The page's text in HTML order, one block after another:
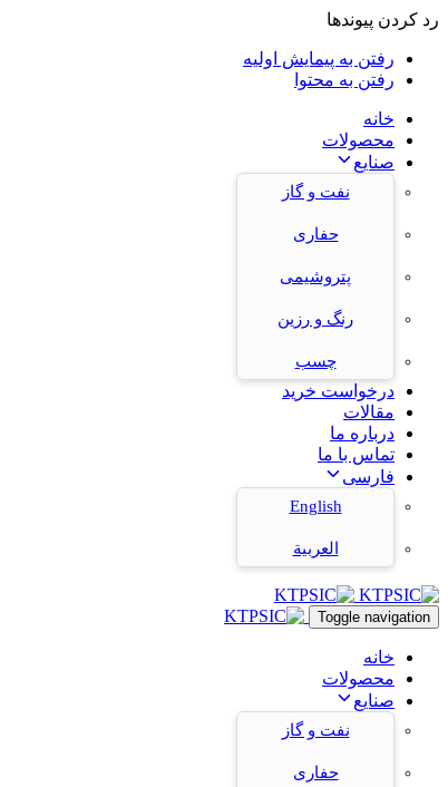
رد کردن پیوندها
رفتن به پیمایش اولیه
رفتن به محتوا
خانه
محصولات
صنایع
نفت و گاز
حفاری
پتروشیمی
رنگ و رزین
چسب
درخواست خرید
مقالات
درباره ما
تماس با ما
فارسی
English
العربية
Toggle navigation
خانه
محصولات
صنایع
نفت و گاز
حفاری